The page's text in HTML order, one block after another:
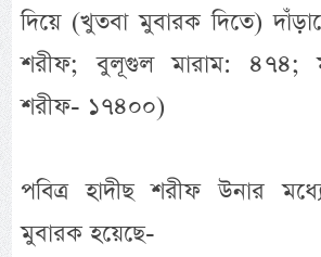
দিয়ে (খুতবা মুবারক দিতে)
শরীফ; বুলূগুল মারাম: ৪৭৪;
শরীফ- ১৭৪০০)
পবিত্র হাদীছ শরীফ উনার
মুবারক হয়েছে-